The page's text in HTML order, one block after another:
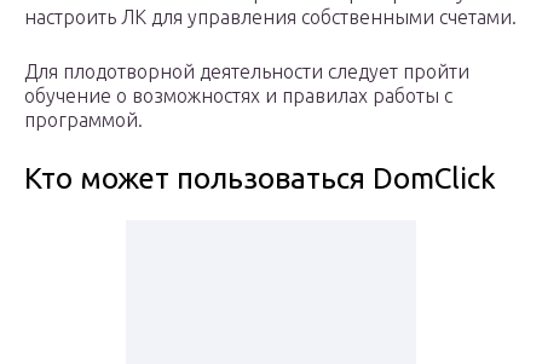
настроить ЛК для управления собственными счетами.
Для плодотворной деятельности следует пройти
обучение о возможностях и правилах работы с
программой.
Кто может пользоваться DomClick